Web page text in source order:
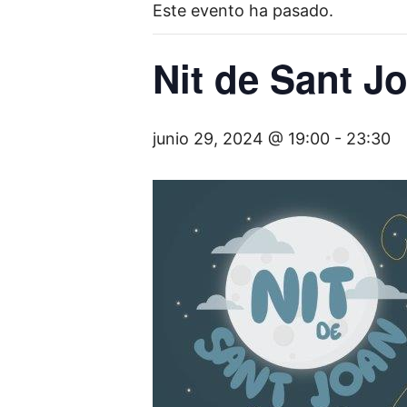
Este evento ha pasado.
Nit de Sant
junio 29, 2024 @ 19:00 - 23:30